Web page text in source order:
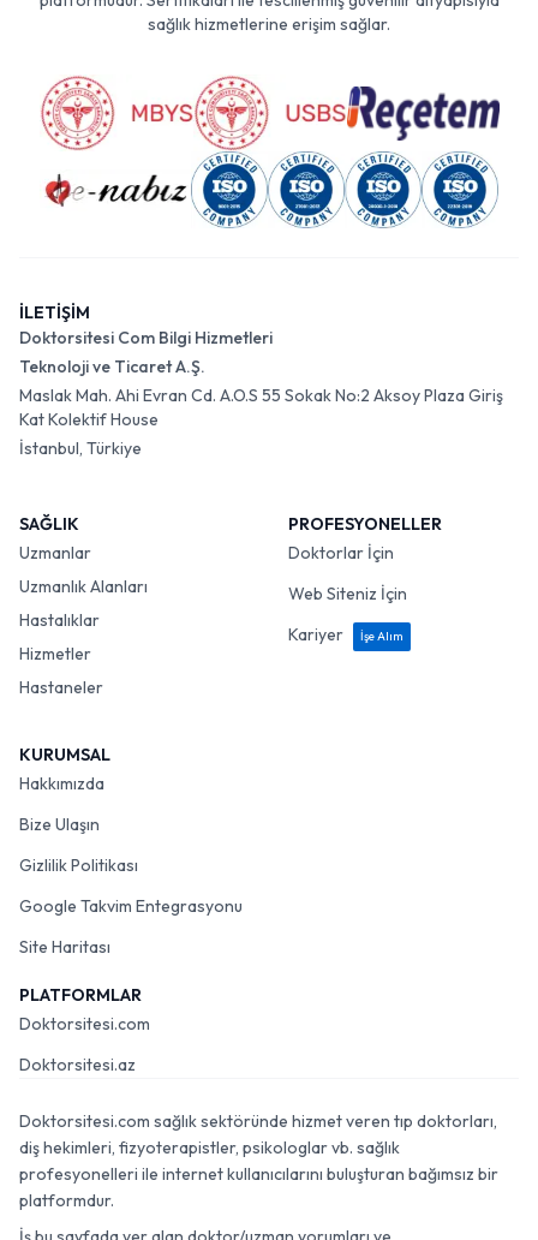
sağlık hizmetlerine erişim sağlar.
İLETİŞİM
Doktorsitesi Com Bilgi Hizmetleri
Teknoloji ve Ticaret A.Ş.
Maslak Mah. Ahi Evran Cd. A.O.S 55 Sokak No:2 Aksoy Plaza Giriş
Kat Kolektif House
İstanbul, Türkiye
SAĞLIK
Uzmanlar
Uzmanlık Alanları
Hastalıklar
Hizmetler
Hastaneler
PROFESYONELLER
Doktorlar İçin
Web Siteniz İçin
Kariyer
İşe Alım
KURUMSAL
Hakkımızda
Bize Ulaşın
Gizlilik Politikası
Google Takvim Entegrasyonu
Site Haritası
PLATFORMLAR
Doktorsitesi.com
Doktorsitesi.az
Doktorsitesi.com sağlık sektöründe hizmet veren tıp doktorları,
diş hekimleri, fizyoterapistler, psikologlar vb. sağlık
profesyonelleri ile internet kullanıcılarını buluşturan bağımsız bir
platformdur.